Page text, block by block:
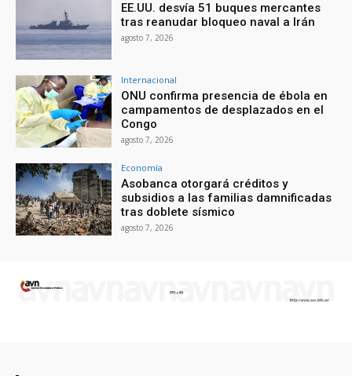
EE.UU. desvía 51 buques mercantes
tras reanudar bloqueo naval a Irán
agosto 7, 2026
Internacional
ONU confirma presencia de ébola en
campamentos de desplazados en el
Congo
agosto 7, 2026
Economía
Asobanca otorgará créditos y
subsidios a las familias damnificadas
tras doblete sísmico
agosto 7, 2026